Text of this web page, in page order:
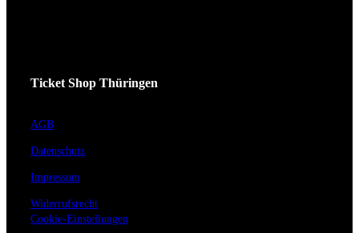
Ticket Shop Thüringen
AGB
Datenschutz
Impressum
Widerrufsrecht
Cookie-Einstellungen